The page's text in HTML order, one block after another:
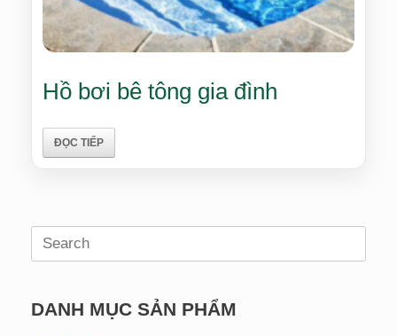
Hồ bơi bê tông gia đình
ĐỌC TIẾP
Search
DANH MỤC SẢN PHẨM